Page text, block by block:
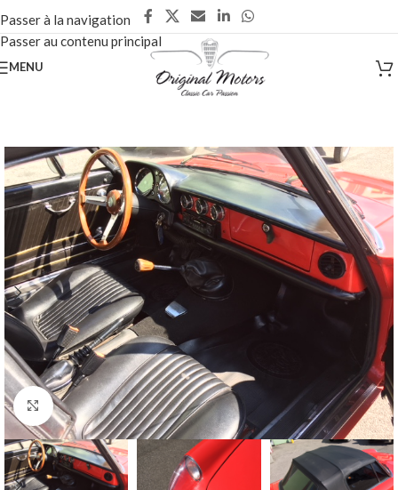
Passer à la navigation
Passer au contenu principal
MENU
Cliquez pour agrandir